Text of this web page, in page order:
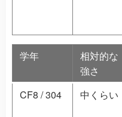
学年
相対的な
強さ
CF8 / 304
中くらい